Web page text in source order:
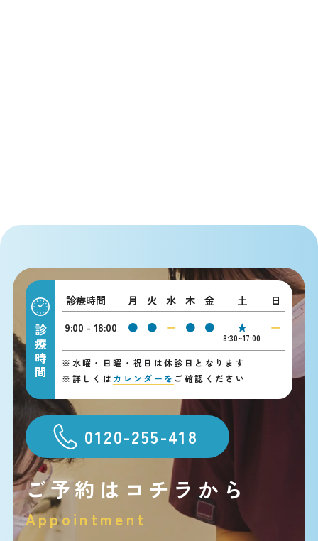
診療時間
診療時間 月 火 水 木 金 土
日
9:00 - 18:00
● ● ー ● ● ★
8:30~17:00
ー
※ 水曜・日曜・祝日は休診日となります
※ 詳しくは カレンダーを ご確認ください
0120-255-418
ご予約はコチラから
Appointment